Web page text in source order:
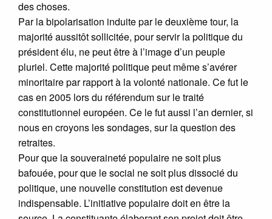
des choses.
Par la bipolarisation induite par le deuxième tour, la
majorité aussitôt sollicitée, pour servir la politique du
président élu, ne peut être à l’image d’un peuple
pluriel. Cette majorité politique peut même s’avérer
minoritaire par rapport à la volonté nationale. Ce fut le
cas en 2005 lors du référendum sur le traité
constitutionnel européen. Ce le fut aussi l’an dernier, si
nous en croyons les sondages, sur la question des
retraites.
Pour que la souveraineté populaire ne soit plus
bafouée, pour que le social ne soit plus dissocié du
politique, une nouvelle constitution est devenue
indispensable. L’initiative populaire doit en être la